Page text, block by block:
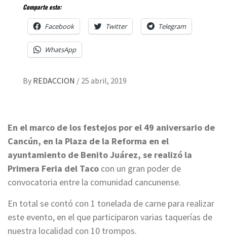
Comparte esto:
Facebook Twitter Telegram
WhatsApp
By REDACCION / 25 abril, 2019
En el marco de los festejos por el 49 aniversario de
Cancún, en la Plaza de la Reforma en el
ayuntamiento de Benito Juárez, se realizó la
Primera Feria del Taco con un gran poder de
convocatoria entre la comunidad cancunense.
En total se contó con 1 tonelada de carne para realizar
este evento, en el que participaron varias taquerías de
nuestra localidad con 10 trompos.